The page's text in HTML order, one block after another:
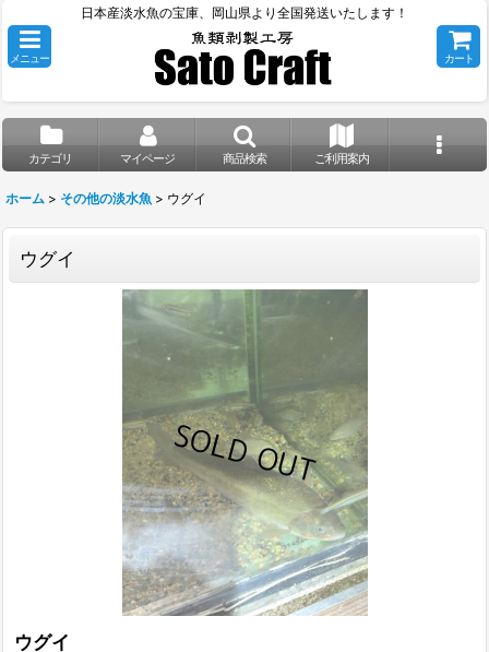
日本産淡水魚の宝庫、岡山県より全国発送いたします！
メニュー カート
カテゴリ マイページ 商品検索 ご利用案内
ホーム > その他の淡水魚 > ウグイ
ウグイ
ウグイ